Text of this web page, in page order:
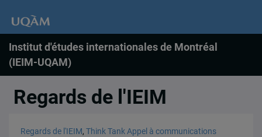
Institut d'études internationales de Montréal
(IEIM-UQAM)
Regards de l'IEIM
Regards de l'IEIM,Think Tank Appel à communications